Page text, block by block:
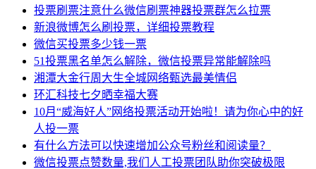
投票刷票注意什么微信刷票神器投票群怎么拉票
新浪微博怎么刷投票，详细投票教程
微信买投票多少钱一票
51投票黑名单怎么解除，微信投票异常能解除吗
湘潭大金行周大生全城网络甄选最美情侣
环汇科技七夕晒幸福大赛
10月“威海好人”网络投票活动开始啦！请为你心中的好
人投一票
有什么方法可以快速增加公众号粉丝和阅读量？
微信投票点赞数量,我们人工投票团队助你突破极限